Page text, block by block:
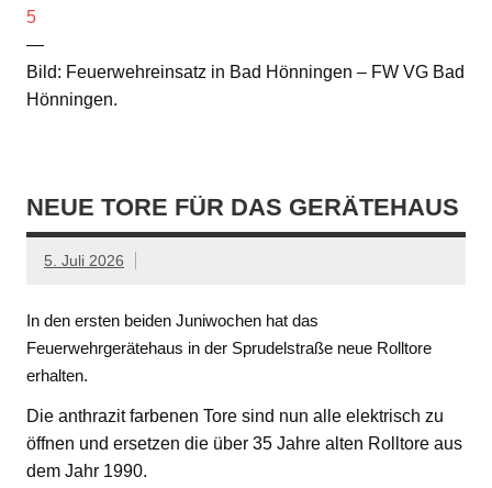
5
—
Bild: Feuerwehreinsatz in Bad Hönningen – FW VG Bad
Hönningen.
NEUE TORE FÜR DAS GERÄTEHAUS
5. Juli 2026
In den ersten beiden Juniwochen hat das
Feuerwehrgerätehaus in der Sprudelstraße neue Rolltore
erhalten.
Die anthrazit farbenen Tore sind nun alle elektrisch zu
öffnen und ersetzen die über 35 Jahre alten Rolltore aus
dem Jahr 1990.